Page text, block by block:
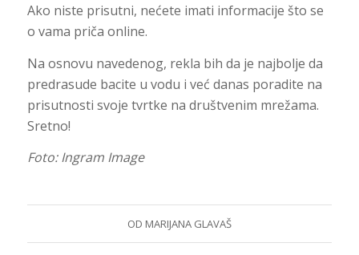
Ako niste prisutni, nećete imati informacije što se
o vama priča online.
Na osnovu navedenog, rekla bih da je najbolje da
predrasude bacite u vodu i već danas poradite na
prisutnosti svoje tvrtke na društvenim mrežama.
Sretno!
Foto: Ingram Image
OD MARIJANA GLAVAŠ